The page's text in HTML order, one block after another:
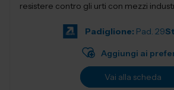
resistere contro gli urti con mezzi
Padiglione: Pad. 29
Aggiungi ai
Vai alla scheda